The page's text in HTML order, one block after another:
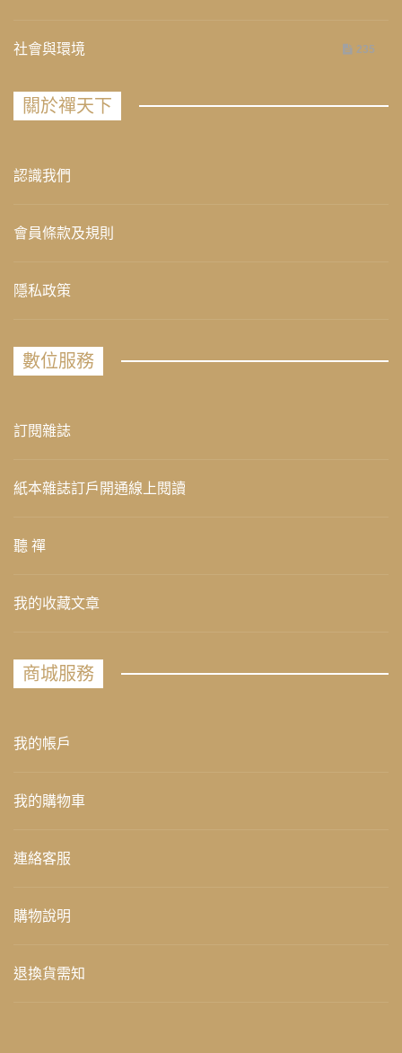
社會與環境 235
關於禪天下
認識我們
會員條款及規則
隱私政策
數位服務
訂閱雜誌
紙本雜誌訂戶開通線上閱讀
聽 禪
我的收藏文章
商城服務
我的帳戶
我的購物車
連絡客服
購物說明
退換貨需知